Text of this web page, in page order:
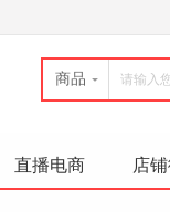
商品
直播电商 店